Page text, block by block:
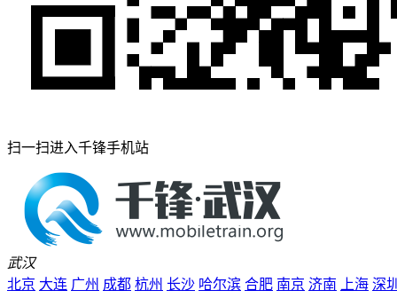
扫一扫进入千锋手机站
武汉
北京 大连 广州 成都 杭州 长沙 哈尔滨 合肥 南京 济南 上海 深